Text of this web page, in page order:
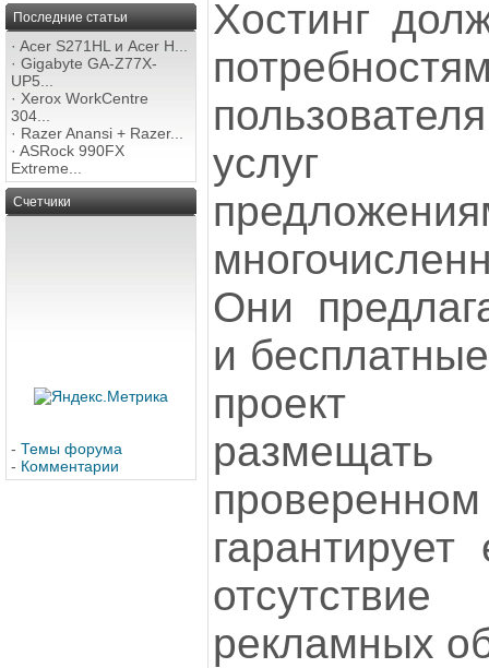
Последние статьи
· Acer S271HL и Acer H...
· Gigabyte GA-Z77X-
UP5...
· Xerox WorkCentre
304...
· Razer Anansi + Razer...
· ASRock 990FX
Extreme...
Счетчики
- Темы форума
- Комментарии
Хостинг
услуг
Они
и
проект
рекламных